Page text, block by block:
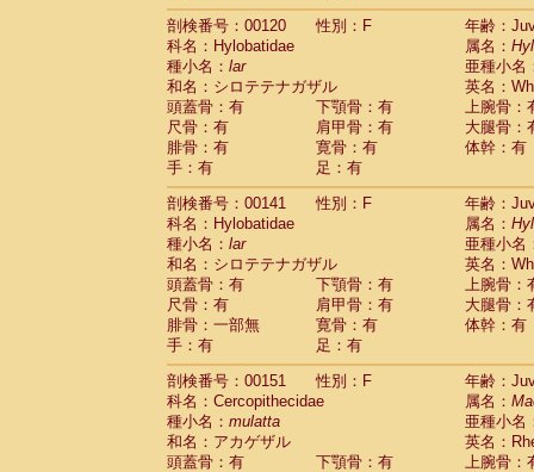
剖検番号：00120
性別：F
年齢：
科名：Hylobatidae
属名：
種小名： lar
亜種小名
和名：シロテテナガザル
英名：
頭蓋骨：有
下顎骨：有
上腕骨：
尺骨：有
肩甲骨：有
大腿骨：
腓骨：有
寛骨：有
体幹：有
手：有
足：有
剖検番号：00141
性別：F
年齢：
科名：Hylobatidae
属名：
種小名： lar
亜種小名
和名：シロテテナガザル
英名：
頭蓋骨：有
下顎骨：有
上腕骨：
尺骨：有
肩甲骨：有
大腿骨：
腓骨：一部無
寛骨：有
体幹：有
手：有
足：有
剖検番号：00151
性別：F
年齢：
科名：Cercopithecidae
属名：
種小名： mulatta
亜種小名
和名：アカゲザル
英名：
頭蓋骨：有
下顎骨：有
上腕骨：